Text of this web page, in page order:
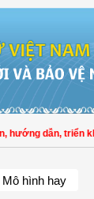
dẫn, triển khai
Mô hình hay